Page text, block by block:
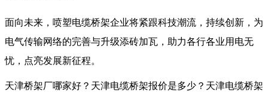
面向未来，喷塑电缆桥架企业将紧跟科技潮流，持续创新，为
电气传输网络的完善与升级添砖加瓦，助力各行各业用电无
忧，点亮发展新征程。
天津桥架厂哪家好？天津电缆桥架报价是多少？天津电缆桥架